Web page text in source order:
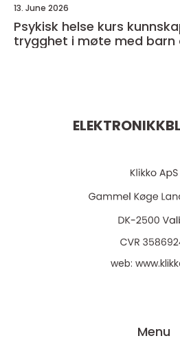
13. June 2026
Psykisk helse kurs kunnskap som gir
trygghet i møte med barn
web:
Menu